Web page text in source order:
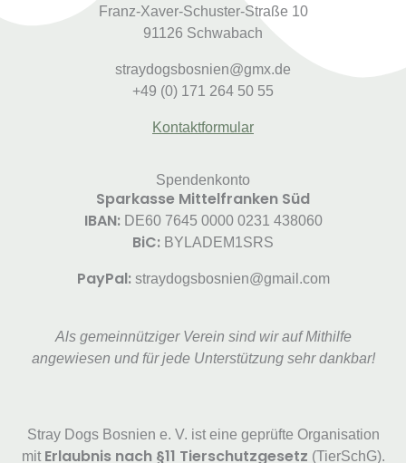
Franz-Xaver-Schuster-Straße 10
91126 Schwabach
straydogsbosnien@gmx.de
+49 (0) 171 264 50 55
Kontaktformular
Spendenkonto
Sparkasse Mittelfranken Süd
IBAN: DE60 7645 0000 0231 438060
BiC: BYLADEM1SRS
PayPal:straydogsbosnien@gmail.com
Als gemeinnütziger Verein sind wir auf Mithilfe
angewiesen und für jede Unterstützung sehr dankbar!
Stray Dogs Bosnien e. V. ist eine geprüfte Organisation
mit Erlaubnis nach §11 Tierschutzgesetz (TierSchG).